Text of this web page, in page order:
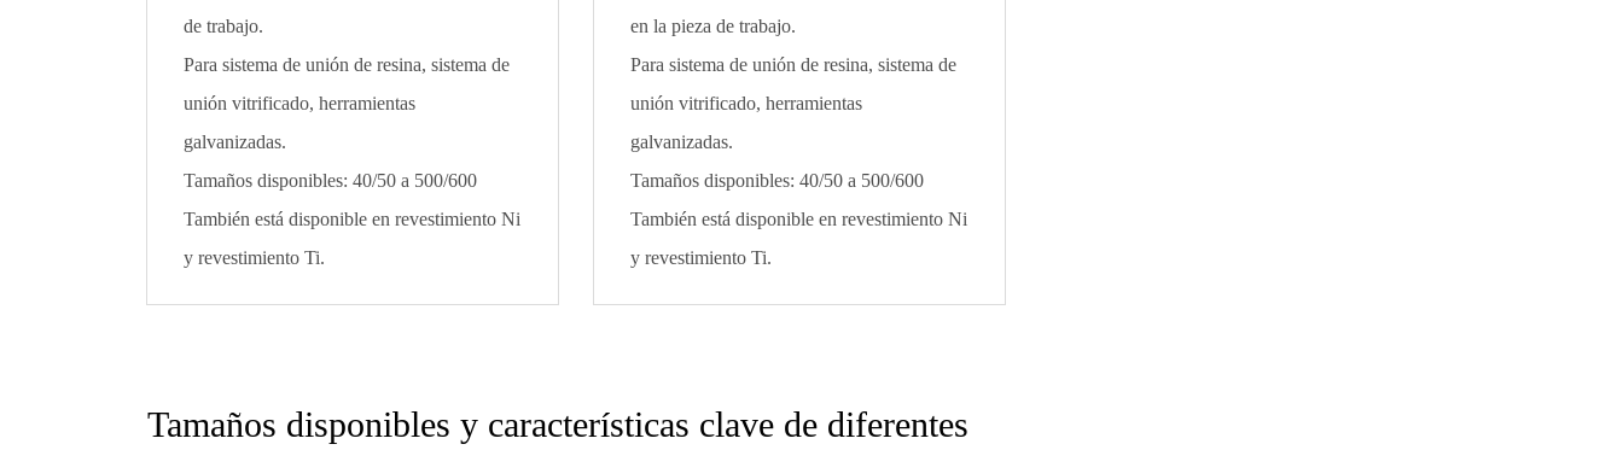
de trabajo.
Para sistema de unión de resina, sistema de
unión vitrificado, herramientas
galvanizadas.
Tamaños disponibles: 40/50 a 500/600
También está disponible en revestimiento Ni
y revestimiento Ti.
en la pieza de trabajo.
Para sistema de unión de resina, sistema de
unión vitrificado, herramientas
galvanizadas.
Tamaños disponibles: 40/50 a 500/600
También está disponible en revestimiento Ni
y revestimiento Ti.
Tamaños disponibles y características clave de diferentes